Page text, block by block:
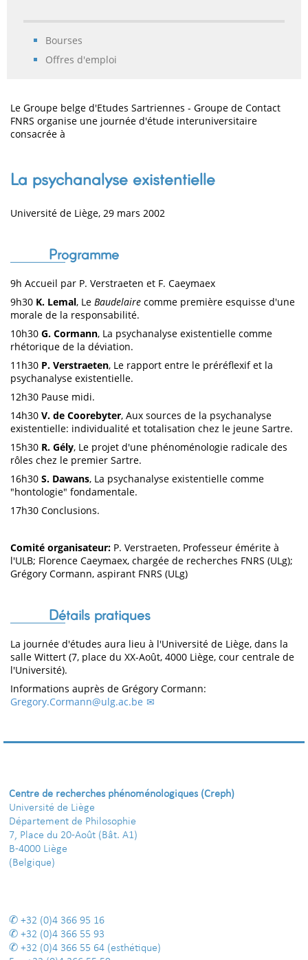
Bourses
Offres d'emploi
Le Groupe belge d'Etudes Sartriennes - Groupe de Contact
FNRS organise une journée d'étude interuniversitaire
consacrée à
La psychanalyse existentielle
Université de Liège, 29 mars 2002
Programme
9h Accueil par P. Verstraeten et F. Caeymaex
9h30 K. Lemal, Le Baudelaire comme première esquisse d'une
morale de la responsabilité.
10h30 G. Cormann, La psychanalyse existentielle comme
rhétorique de la déviation.
11h30 P. Verstraeten, Le rapport entre le préréflexif et la
psychanalyse existentielle.
12h30 Pause midi.
14h30 V. de Coorebyter, Aux sources de la psychanalyse
existentielle: individualité et totalisation chez le jeune Sartre.
15h30 R. Gély, Le projet d'une phénoménologie radicale des
rôles chez le premier Sartre.
16h30 S. Dawans, La psychanalyse existentielle comme
"hontologie" fondamentale.
17h30 Conclusions.
Comité organisateur: P. Verstraeten, Professeur émérite à
l'ULB; Florence Caeymaex, chargée de recherches FNRS (ULg);
Grégory Cormann, aspirant FNRS (ULg)
Détails pratiques
La journée d'études aura lieu à l'Université de Liège, dans la
salle Wittert (7, place du XX-Août, 4000 Liège, cour centrale de
l'Université).
Informations auprès de Grégory Cormann:
Gregory.Cormann@ulg.ac.be
Centre de recherches phénoménologiques (Creph)
Université de Liège
Département de Philosophie
7, Place du 20-Août (Bât. A1)
B-4000 Liège
(Belgique)
+32 (0)4 366 95 16
+32 (0)4 366 55 93
+32 (0)4 366 55 64 (esthétique)